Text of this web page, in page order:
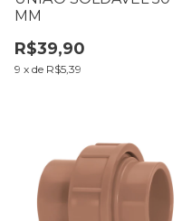
MM
R$39,90
9 x de R$5,39